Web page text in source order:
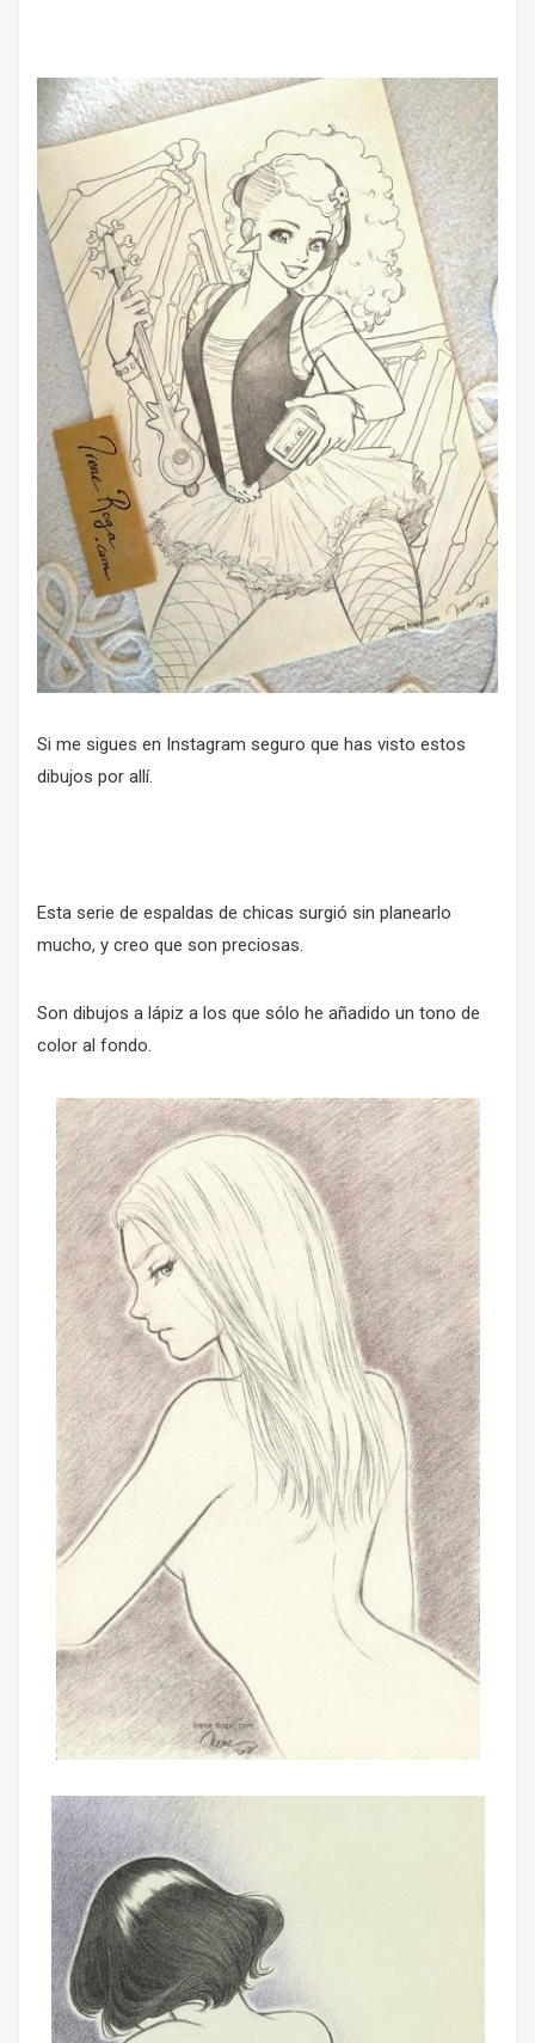
Si me sigues en Instagram seguro que has visto estos
dibujos por allí.
Esta serie de espaldas de chicas surgió sin planearlo
mucho, y creo que son preciosas.
Son dibujos a lápiz a los que sólo he añadido un tono de
color al fondo.